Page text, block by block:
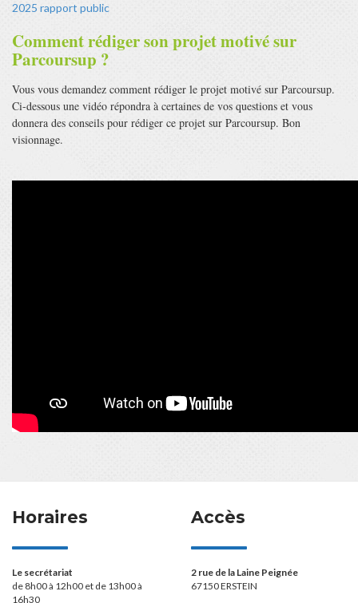
2025 rapport public
Comment rédiger son projet motivé sur
Parcoursup ?
Vous vous demandez comment rédiger le projet motivé sur Parcoursup.
Ci-dessous une vidéo répondra à certaines de vos questions et vous
donnera des conseils pour rédiger ce projet sur Parcoursup. Bon
visionnage.
Horaires
Le secrétariat
de 8h00 à 12h00 et de 13h00 à
16h30
Accès
2 rue de la Laine Peignée
67150 ERSTEIN